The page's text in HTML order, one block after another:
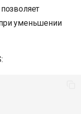
уменьшении